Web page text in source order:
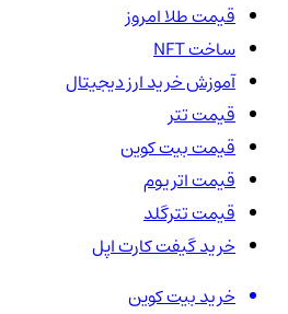
قیمت طلا امروز
ساخت NFT
آموزش خرید ارز دیجیتال
قیمت تتر
قیمت بیت کوین
قیمت اتریوم
قیمت تترگلد
خرید گیفت کارت اپل
خرید بیت کوین